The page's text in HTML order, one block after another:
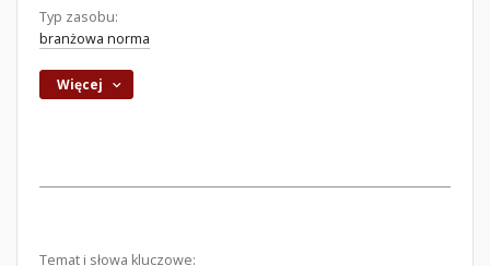
Typ zasobu:
branżowa norma
Więcej
Temat i słowa kluczowe: